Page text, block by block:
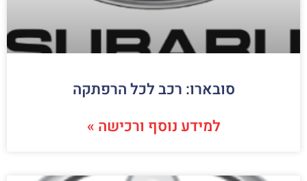
סובארו: רכב לכל הרפתקה
למידע נוסף ורכישה »